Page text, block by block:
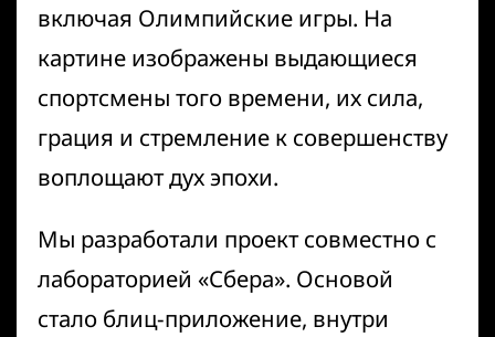
включая Олимпийские игры. На
картине изображены выдающиеся
спортсмены того времени, их сила,
грация и стремление к совершенству
воплощают дух эпохи.
Мы разработали проект совместно с
лабораторией «Сбера». Основой
стало блиц-приложение, внутри